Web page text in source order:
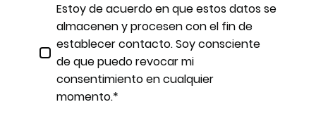
Estoy de acuerdo en que estos datos se
almacenen y procesen con el fin de
establecer contacto. Soy consciente
de que puedo revocar mi
consentimiento en cualquier
momento.*